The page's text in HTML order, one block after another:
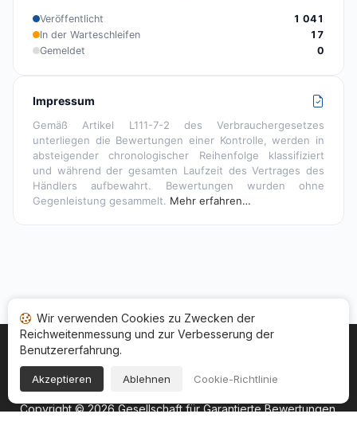
Veröffentlicht
1 041
In der Warteschleifen
17
Gemeldet
0
Impressum
Gemäß Artikel L111-7-2 des Verbrauchergesetzes
unterliegen die Bewertungen einer Kontrolle, werden in
absteigender chronologischer Reihenfolge klassifiziert
und während der gesamten Laufzeit des Vertrages des
Händlers aufbewahrt. Bewertungen wurden ohne
Gegenleistung gesammelt. Mehr erfahren…
Startseite Ihr Bewertungsstatus
Allgemeine Nutzungsbedingugen
Rechtshinweise
Copyright © 2026Gesellschaft für Garantierte Bewertungen.
Wir verwenden Cookies zu Zwecken der
Reichweitenmessung und zur Verbesserung der
Benutzererfahrung.
Akzeptieren Ablehnen Cookie-Richtlinie